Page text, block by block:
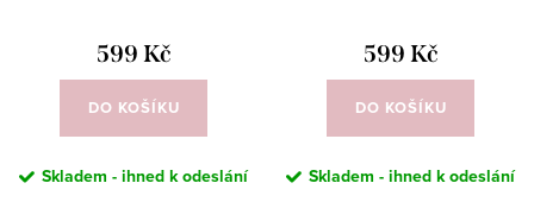
599 Kč
DO KOŠÍKU
Skladem - ihned k odeslání
599 Kč
DO KOŠÍKU
Skladem - ihned k odeslání